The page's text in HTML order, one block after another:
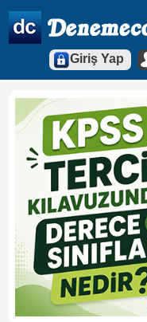
Giriş Yap